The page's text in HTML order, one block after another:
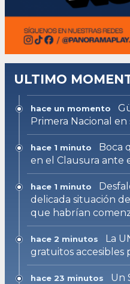
ULTIMO
hace un momento
Primera Nacional
hace 1 minuto
Boca
en el Clausura ante
hace 1 minuto
delicada situación
que habrían
hace 2 minutos
La
gratuitos accesibles
hace 23 minutos
Un